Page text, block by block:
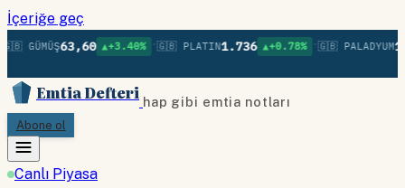
İçeriğe geç
GÜMÜŞ63,60 ▲+3.40% • 🇬🇧 PLATIN1.736 ▲+0.78% • 🇬🇧 PALADYUM
Emtia Defteri hap gibi emtia notları
Abone ol
Canlı Piyasa